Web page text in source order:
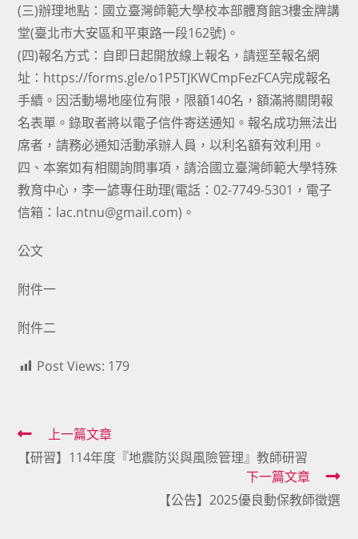
(三)辦理地點：國立臺灣師範大學校本部體育館3樓金牌講
堂(臺北市大安區和平東路一段162號)。
(四)報名方式：自即日起開放線上報名，請逕至報名網
址：https://forms.gle/o1P5TJKWCmpFezFCA完成報名
手續。因活動場地座位有限，限額140名，額滿將關閉報
名表單。錄取者將以電子信件寄送通知。報名成功無法出
席者，請務必通知活動承辦人員，以利名額有效利用。
四、本案如有相關詢問事項，請洽國立臺灣師範大學特殊
教育中心，李一諺專任助理(電話：02-7749-5301，電子
信箱：lac.ntnu@gmail.com)。
公文
附件一
附件二
Post Views: 179
Read
more
上一篇文章
【研習】114年度『地震防災與風險管理』教師研習
下一篇文章
【公告】2025優良動保教師徵選